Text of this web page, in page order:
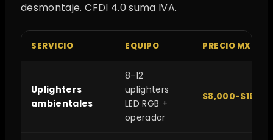
desmontaje. CFDI 4.0 suma IVA.
SERVICIO EQUIPO PRECIO MXN
Uplighters
ambientales
8-12
uplighters
LED RGB +
operador
$8,000-